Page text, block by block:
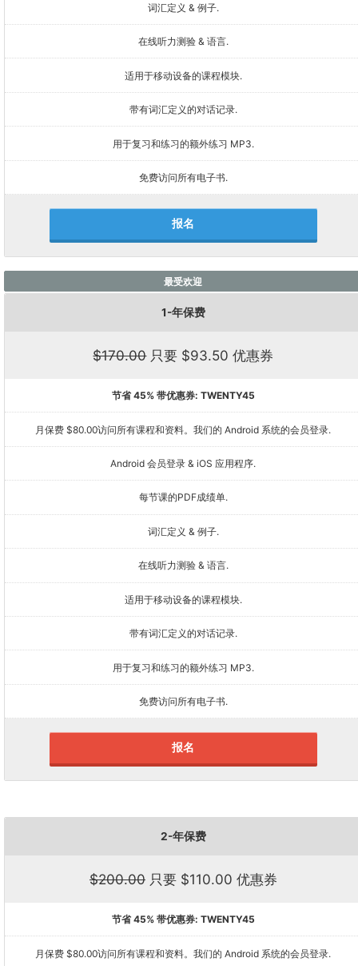
词汇定义 & 例子.
在线听力测验 & 语言.
适用于移动设备的课程模块.
带有词汇定义的对话记录.
用于复习和练习的额外练习 MP3.
免费访问所有电子书.
报名
最受欢迎
1-年保费
$170.00只要 $93.50 优惠券
节省 45% 带优惠券: TWENTY45
月保费 $80.00访问所有课程和资料。我们的 Android 系统的会员登录.
Android 会员登录 & iOS 应用程序.
每节课的PDF成绩单.
词汇定义 & 例子.
在线听力测验 & 语言.
适用于移动设备的课程模块.
带有词汇定义的对话记录.
用于复习和练习的额外练习 MP3.
免费访问所有电子书.
报名
2-年保费
$200.00只要 $110.00 优惠券
节省 45% 带优惠券: TWENTY45
月保费 $80.00访问所有课程和资料。我们的 Android 系统的会员登录.